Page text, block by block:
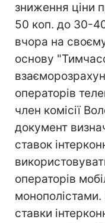
зниження ціни
50 коп. до 30-
вчора на
основу
операторів
член комісії
документ
ставок
операторів
монополістами.
ставки